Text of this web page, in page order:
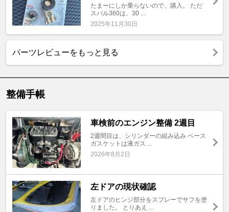
たまーにしか乗らないので、購入。 ただ
スバル360は、30 ...
2025年11月30日
パーツレビューをもっと見る
整備手帳
車検前のエンジン整備 2週目
2週間目は、シリンダーの組み込み ベース
ガスケットは液ガス ...
2026年8月2日
左ドアの現状確認
左ドアのヒンジ部分をスプレーでサフを塗
りました。 とりあえ ...